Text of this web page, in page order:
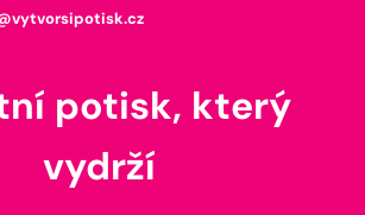
potisk, který
vydrží